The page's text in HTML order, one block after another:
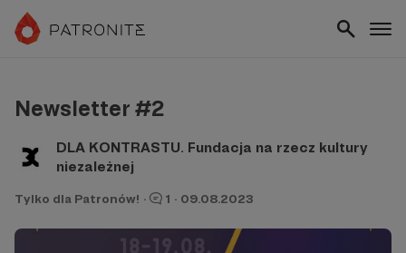
Newsletter #2
DLA KONTRASTU. Fundacja na rzecz kultury
niezależnej
Tylko dla Patronów! · 1 · 09.08.2023